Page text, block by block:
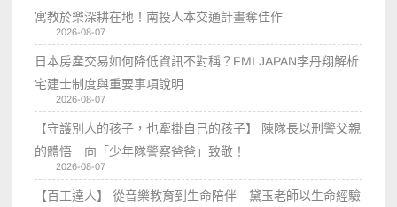
寓教於樂深耕在地！南投人本交通計畫奪佳作
2026-08-07
日本房產交易如何降低資訊不對稱？FMI JAPAN李丹翔解析
宅建士制度與重要事項說明
2026-08-07
【守護別人的孩子，也牽掛自己的孩子】 陳隊長以刑警父親
的體悟 向「少年隊警察爸爸」致敬！
2026-08-07
【百工達人】 從音樂教育到生命陪伴 黛玉老師以生命經驗